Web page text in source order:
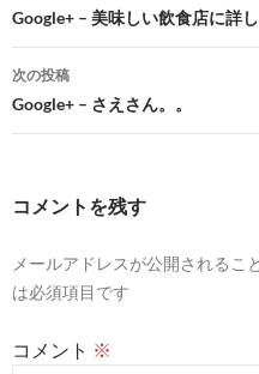
稿
ナ
ビ
ゲ
ョ
Google+ – 美味しい飲食店に詳
次の投稿
Google+ – さえさん。。
コメントを残す
メールアドレスが公開されるこ
は必須項目です
コメント ※